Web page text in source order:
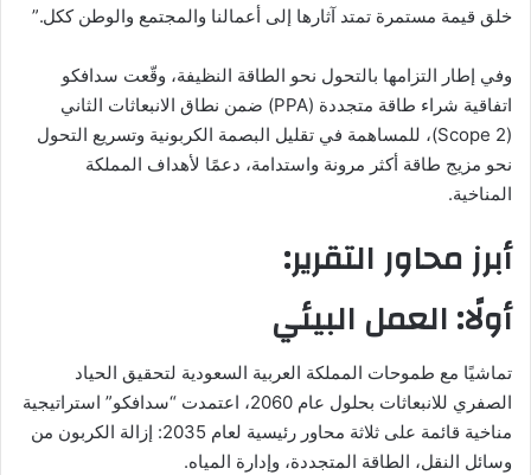
خلق قيمة مستمرة تمتد آثارها إلى أعمالنا والمجتمع والوطن ككل.”
وفي إطار التزامها بالتحول نحو الطاقة النظيفة، وقّعت سدافكو
اتفاقية شراء طاقة متجددة (PPA) ضمن نطاق الانبعاثات الثاني
(Scope 2)، للمساهمة في تقليل البصمة الكربونية وتسريع التحول
نحو مزيج طاقة أكثر مرونة واستدامة، دعمًا لأهداف المملكة
المناخية.
أبرز محاور التقرير:
أولًا: العمل البيئي
تماشيًا مع طموحات المملكة العربية السعودية لتحقيق الحياد
الصفري للانبعاثات بحلول عام 2060، اعتمدت “سدافكو” استراتيجية
مناخية قائمة على ثلاثة محاور رئيسية لعام 2035: إزالة الكربون من
وسائل النقل، الطاقة المتجددة، وإدارة المياه.